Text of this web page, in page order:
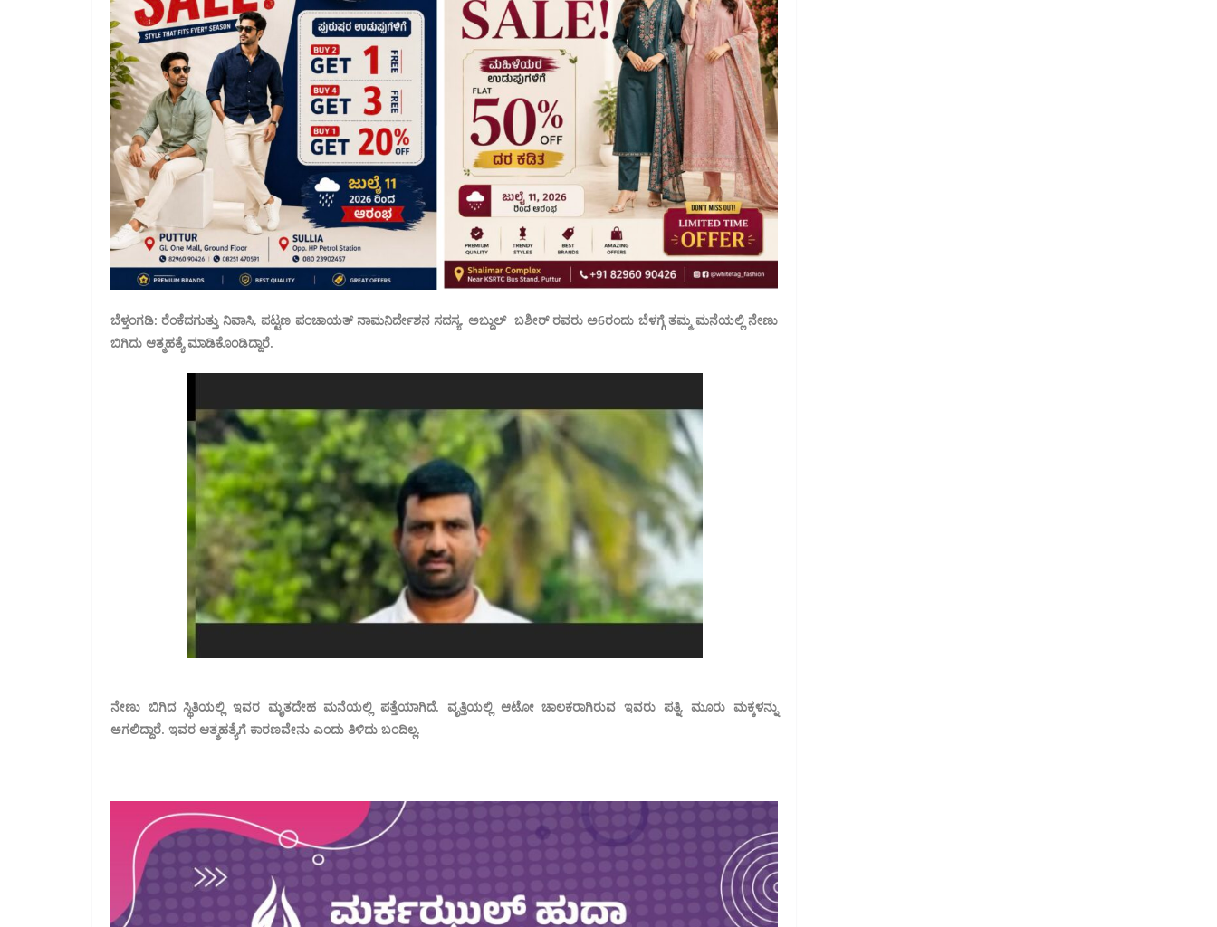
ಬೆಳ್ತಂಗಡಿ: ರೆಂಕೆದಗುತ್ತು ನಿವಾಸಿ, ಪಟ್ಟಣ ಪಂಚಾಯತ್ ನಾಮನಿರ್ದೇಶನ ಸದಸ್ಯ. ಅಬ್ದುಲ್ ಬಶೀರ್ ರವರು ಅ6ರಂದು ಬೆಳಗ್ಗೆ ತಮ್ಮ ಮನೆಯಲ್ಲಿ ನೇಣು
ಬಿಗಿದು ಆತ್ಮಹತ್ಯೆ ಮಾಡಿಕೊಂಡಿದ್ದಾರೆ.
ನೇಣು ಬಿಗಿದ ಸ್ಥಿತಿಯಲ್ಲಿ ಇವರ ಮೃತದೇಹ ಮನೆಯಲ್ಲಿ ಪತ್ತೆಯಾಗಿದೆ. ವೃತ್ತಿಯಲ್ಲಿ ಆಟೋ ಚಾಲಕರಾಗಿರುವ ಇವರು ಪತ್ನಿ, ಮೂರು ಮಕ್ಕಳನ್ನು
ಅಗಲಿದ್ದಾರೆ. ಇವರ ಆತ್ಮಹತ್ಯೆಗೆ ಕಾರಣವೇನು ಎಂದು ತಿಳಿದು ಬಂದಿಲ್ಲ.